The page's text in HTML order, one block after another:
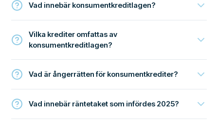
Vad innebär konsumentkreditlagen?
Vilka krediter omfattas av
konsumentkreditlagen?
Vad är ångerrätten för konsumentkrediter?
Vad innebär räntetaket som infördes 2025?